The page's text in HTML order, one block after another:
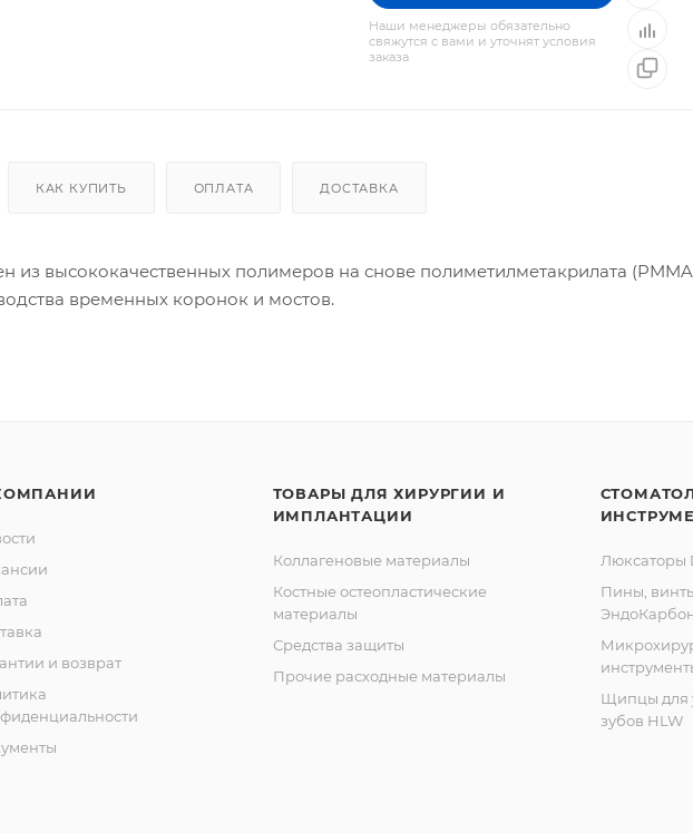
Наши менеджеры обязательно
свяжутся с вами и уточнят условия
заказа
КАК КУПИТЬ ОПЛАТА ДОСТАВКА
из высококачественных полимеров на снове полиметилметакрилата
временных коронок и мостов.
и возврат
ТОВАРЫ ДЛЯ ХИРУРГИИ И
ИМПЛАНТАЦИИ
Коллагеновые материалы
Костные остеопластические
материалы
Средства защиты
Прочие расходные материалы
Люксаторы
Пины,
Щипцы для
зубов HLW